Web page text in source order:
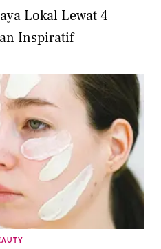
Lokal Lewat 4
Inspiratif